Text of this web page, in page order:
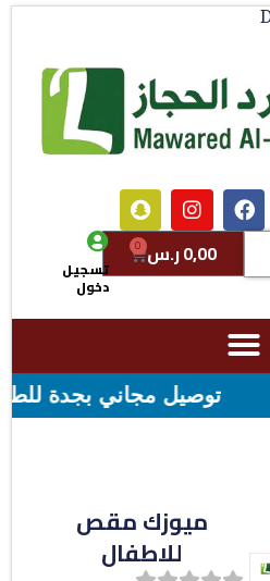
0,00ر.س 0
تسجيل
دخول
توصيل مجاني بجدة للطلبات فوق قيمه ال ١٠٠ ريال - شحن
ميوزك مقص
للاطفال